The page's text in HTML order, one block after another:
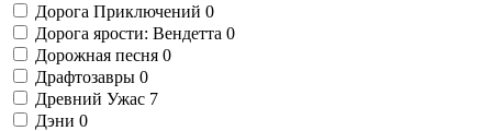
Дорога Приключений 0
Дорога ярости: Вендетта 0
Дорожная песня 0
Драфтозавры 0
Древний Ужас 7
Дэни 0